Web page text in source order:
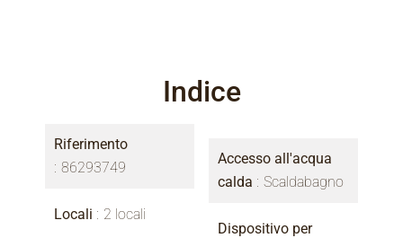
Indice
Riferimento
86293749
Locali 2 locali
Accesso all'acqua
calda
Scaldabagno
Dispositivo per